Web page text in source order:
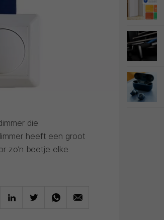
die
heeft een groot
zo’n beetje elke